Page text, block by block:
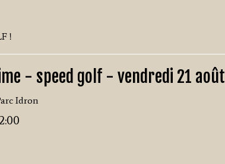
!
- speed golf - vendredi 21 août
Idron